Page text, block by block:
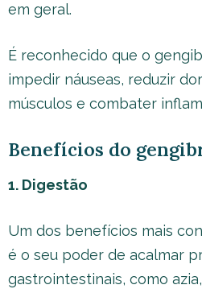
em geral.
É reconhecido que o
impedir náuseas, reduzir
músculos e combater
Benefícios do
1. Digestão
Um dos benefícios mais
é o seu poder de acalmar
gastrointestinais, como